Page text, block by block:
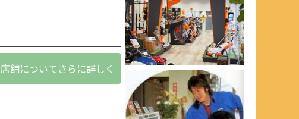
店舗についてさらに詳しく